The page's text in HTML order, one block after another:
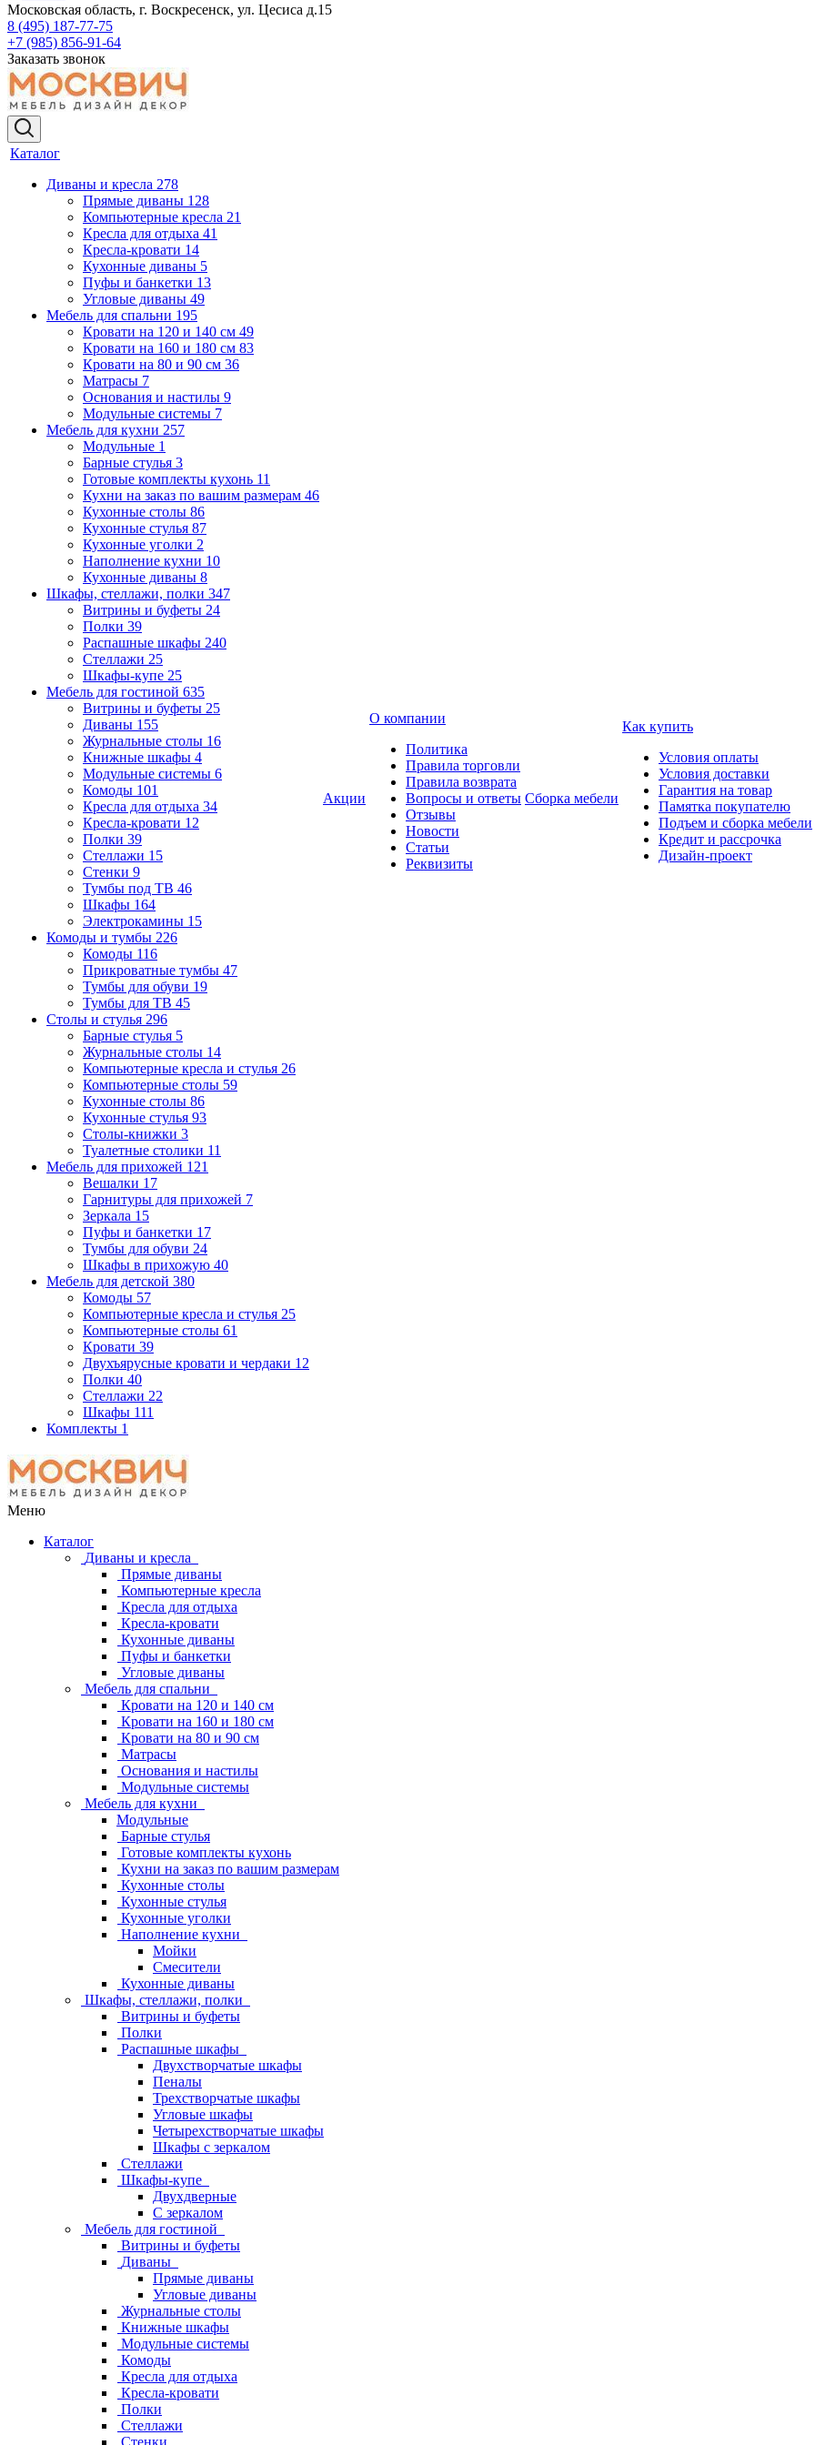
Московская область, г. Воскресенск, ул. Цесиса д.15
8 (495) 187-77-75
+7 (985) 856-91-64
Заказать звонок
Каталог
Диваны и кресла 278
Прямые диваны 128
Компьютерные кресла 21
Кресла для отдыха 41
Кресла-кровати 14
Кухонные диваны 5
Пуфы и банкетки 13
Угловые диваны 49
Мебель для спальни 195
Кровати на 120 и 140 см 49
Кровати на 160 и 180 см 83
Кровати на 80 и 90 см 36
Матрасы 7
Основания и настилы 9
Модульные системы 7
Мебель для кухни 257
Модульные 1
Барные стулья 3
Готовые комплекты кухонь 11
Кухни на заказ по вашим размерам 46
Кухонные столы 86
Кухонные стулья 87
Кухонные уголки 2
Наполнение кухни 10
Кухонные диваны 8
Шкафы, стеллажи, полки 347
Витрины и буфеты 24
Полки 39
Распашные шкафы 240
Стеллажи 25
Шкафы-купе 25
Мебель для гостиной 635
Витрины и буфеты 25
Диваны 155
Журнальные столы 16
Книжные шкафы 4
Модульные системы 6
Комоды 101
Кресла для отдыха 34
Кресла-кровати 12
Полки 39
Стеллажи 15
Стенки 9
Тумбы под ТВ 46
Шкафы 164
Электрокамины 15
Комоды и тумбы 226
Комоды 116
Прикроватные тумбы 47
Тумбы для обуви 19
Тумбы для ТВ 45
Столы и стулья 296
Барные стулья 5
Журнальные столы 14
Компьютерные кресла и стулья 26
Компьютерные столы 59
Кухонные столы 86
Кухонные стулья 93
Столы-книжки 3
Туалетные столики 11
Мебель для прихожей 121
Вешалки 17
Гарнитуры для прихожей 7
Зеркала 15
Пуфы и банкетки 17
Тумбы для обуви 24
Шкафы в прихожую 40
Мебель для детской 380
Комоды 57
Компьютерные кресла и стулья 25
Компьютерные столы 61
Кровати 39
Двухъярусные кровати и чердаки 12
Полки 40
Стеллажи 22
Шкафы 111
Комплекты 1
Акции
О компании
Политика
Правила торговли
Правила возврата
Вопросы и ответы
Отзывы
Новости
Статьи
Реквизиты
Сборка мебели
Как купить
Условия оплаты
Условия доставки
Гарантия на товар
Памятка покупателю
Подъем и сборка мебели
Кредит и рассрочка
Дизайн-проект
Меню
Каталог
Диваны и кресла
Прямые диваны
Компьютерные кресла
Кресла для отдыха
Кресла-кровати
Кухонные диваны
Пуфы и банкетки
Угловые диваны
Мебель для спальни
Кровати на 120 и 140 см
Кровати на 160 и 180 см
Кровати на 80 и 90 см
Матрасы
Основания и настилы
Модульные системы
Мебель для кухни
Модульные
Барные стулья
Готовые комплекты кухонь
Кухни на заказ по вашим размерам
Кухонные столы
Кухонные стулья
Кухонные уголки
Наполнение кухни
Мойки
Смесители
Кухонные диваны
Шкафы, стеллажи, полки
Витрины и буфеты
Полки
Распашные шкафы
Двухстворчатые шкафы
Пеналы
Трехстворчатые шкафы
Угловые шкафы
Четырехстворчатые шкафы
Шкафы с зеркалом
Стеллажи
Шкафы-купе
Двухдверные
С зеркалом
Мебель для гостиной
Витрины и буфеты
Диваны
Прямые диваны
Угловые диваны
Журнальные столы
Книжные шкафы
Модульные системы
Комоды
Кресла для отдыха
Кресла-кровати
Полки
Стеллажи
Стенки